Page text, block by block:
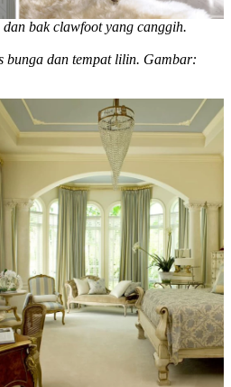
bak clawfoot yang canggih.
bunga dan tempat lilin. Gambar: